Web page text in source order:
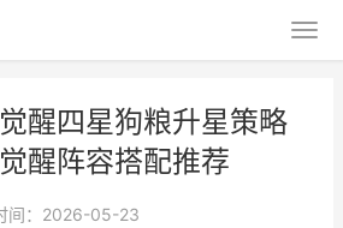
醒四星狗粮升星策略
醒阵容搭配推荐
间：2026-05-23